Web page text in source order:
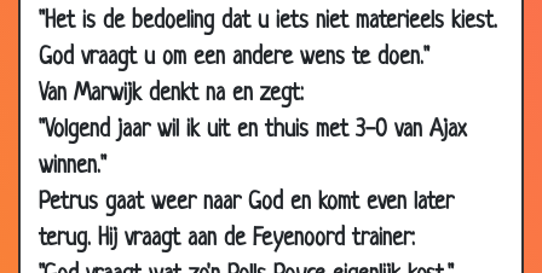
"Het is de bedoeling dat u iets niet materieels kiest.
God vraagt u om een andere wens te doen."
Van Marwijk denkt na en zegt:
"Volgend jaar wil ik uit en thuis met 3-0 van Ajax
winnen."
Petrus gaat weer naar God en komt even later
terug. Hij vraagt aan de Feyenoord trainer:
05 Jan 2003
bier/penalty
2.94
23 Nov 2002
Voetbal
01 Nov 2002
Reis naar de zon
14 Oct 2002
18 Sep
Feyenoord?
25 Mar 2002 PSV